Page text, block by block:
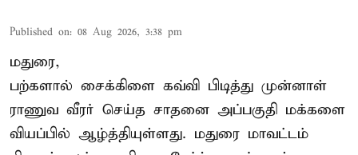
Published on: 08 Aug 2026, 3:38 pm
மதுரை,
பற்களால் சைக்கிளை கவ்வி பிடித்து முன்னாள்
ராணுவ வீரர் செய்த சாதனை அப்பகுதி மக்களை
வியப்பில் ஆழ்த்தியுள்ளது. மதுரை மாவட்டம்